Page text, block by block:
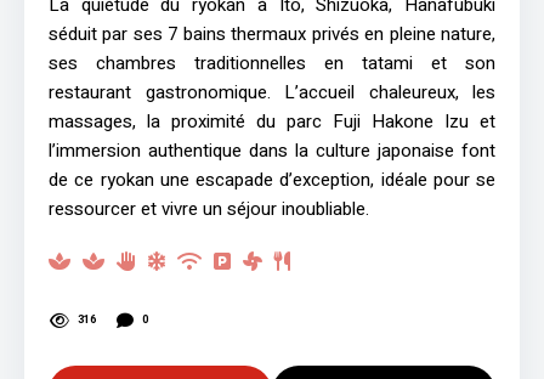
séduit par ses 7 bains thermaux privés en pleine nature,
ses chambres traditionnelles en tatami et son
restaurant gastronomique. L’accueil chaleureux, les
massages, la proximité du parc Fuji Hakone Izu et
l’immersion authentique dans la culture japonaise font
de ce ryokan une escapade d’exception, idéale pour se
ressourcer et vivre un séjour inoubliable.
316 0